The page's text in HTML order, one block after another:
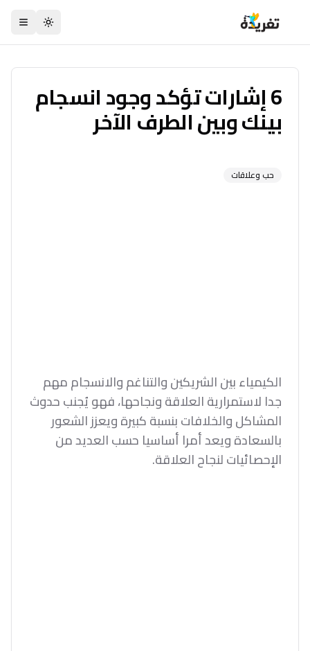
تبديل
6 إشارات تؤكد وجود انسجام
بينك وبين الطرف الآخر
حب وعلاقات
الكيمياء بين الشريكين والتناغم والانسجام مهم
جدا لاستمرارية العلاقة ونجاحها، فهو يُجنب حدوث
المشاكل والخلافات بنسبة كبيرة ويعزز الشعور
بالسعادة ويعد أمرا أساسيا حسب العديد من
الإحصائيات لنجاح العلاقة.